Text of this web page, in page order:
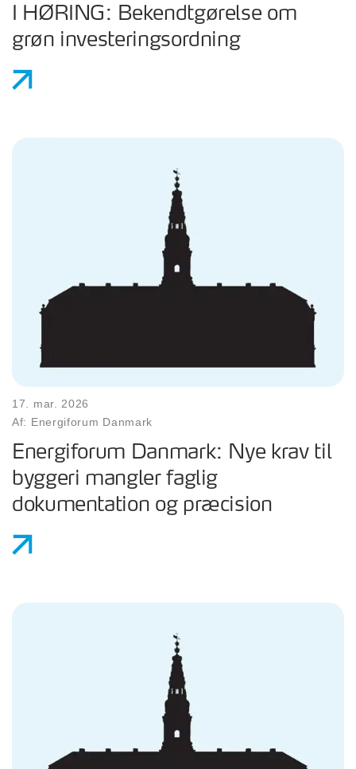
I HØRING: Bekendtgørelse om
grøn investeringsordning
17. mar. 2026
Af: Energiforum Danmark
Energiforum Danmark: Nye krav til
byggeri mangler faglig
dokumentation og præcision